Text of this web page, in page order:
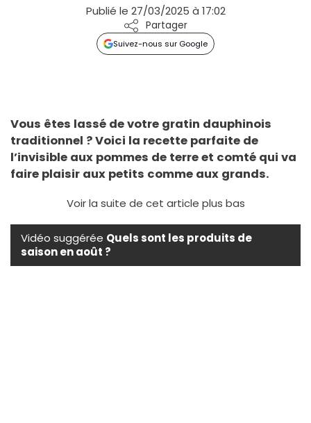
Publié le 27/03/2025 à 17:02
Partager
Suivez-nous sur Google
Vous êtes lassé de votre gratin dauphinois
traditionnel ? Voici la recette parfaite de
l’invisible aux pommes de terre et comté qui va
faire plaisir aux petits comme aux grands.
Voir la suite de cet article plus bas
Vidéo suggérée Quels sont les produits de
saison en août ?